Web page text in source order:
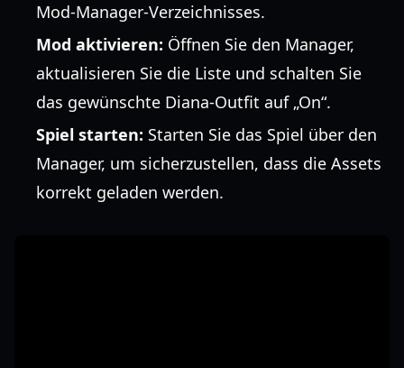
Mod-Manager-Verzeichnisses.
Mod aktivieren: Öffnen Sie den Manager,
aktualisieren Sie die Liste und schalten Sie
das gewünschte Diana-Outfit auf „On“.
Spiel starten: Starten Sie das Spiel über den
Manager, um sicherzustellen, dass die Assets
korrekt geladen werden.